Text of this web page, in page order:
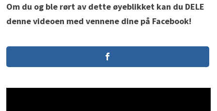
Om du og ble rørt av dette øyeblikket kan du DELE
denne videoen med vennene dine på Facebook!